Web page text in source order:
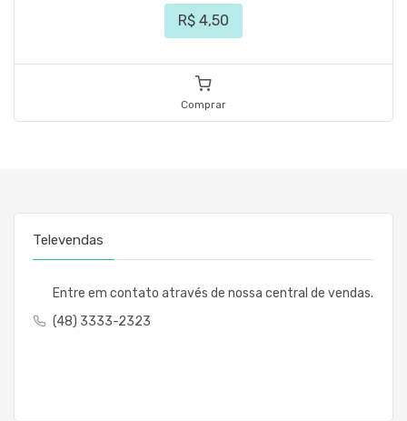
R$ 4,50
Comprar
Televendas
Entre em contato através de nossa central de vendas.
(48) 3333-2323